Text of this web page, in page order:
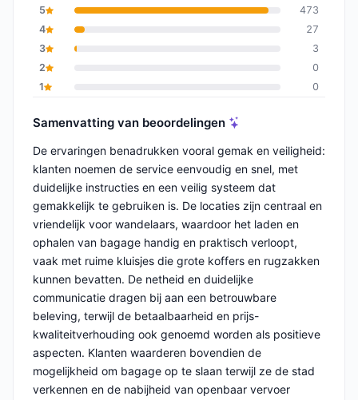
5
473
4
27
3
3
2
0
1
0
Samenvatting van beoordelingen
De ervaringen benadrukken vooral gemak en veiligheid:
klanten noemen de service eenvoudig en snel, met
duidelijke instructies en een veilig systeem dat
gemakkelijk te gebruiken is. De locaties zijn centraal en
vriendelijk voor wandelaars, waardoor het laden en
ophalen van bagage handig en praktisch verloopt,
vaak met ruime kluisjes die grote koffers en rugzakken
kunnen bevatten. De netheid en duidelijke
communicatie dragen bij aan een betrouwbare
beleving, terwijl de betaalbaarheid en prijs-
kwaliteitverhouding ook genoemd worden als positieve
aspecten. Klanten waarderen bovendien de
mogelijkheid om bagage op te slaan terwijl ze de stad
verkennen en de nabijheid van openbaar vervoer